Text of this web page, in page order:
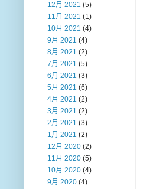
12月 2021 (5)
11月 2021 (1)
10月 2021 (4)
9月 2021 (4)
8月 2021 (2)
7月 2021 (5)
6月 2021 (3)
5月 2021 (6)
4月 2021 (2)
3月 2021 (2)
2月 2021 (3)
1月 2021 (2)
12月 2020 (2)
11月 2020 (5)
10月 2020 (4)
9月 2020 (4)